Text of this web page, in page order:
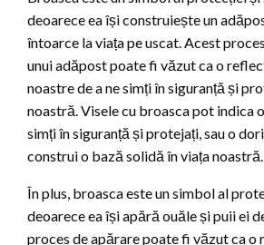
deoarece ea își construiește un
întoarce la viața pe uscat. Acest
unui adăpost poate fi văzut ca o
noastre de a ne simți în siguranță și
noastră. Visele cu broasca pot indica
simți în siguranță și protejați, sau o
construi o bază solidă în viața noastră.
În plus, broasca este un simbol al
deoarece ea își apără ouăle și puii ei
proces de apărare poate fi văzut ca o